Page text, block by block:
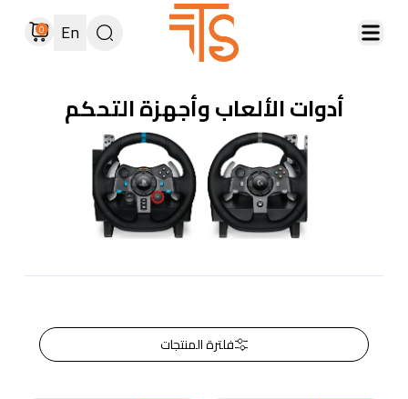
En
0
أدوات الألعاب وأجهزة التحكم
فلترة المنتجات